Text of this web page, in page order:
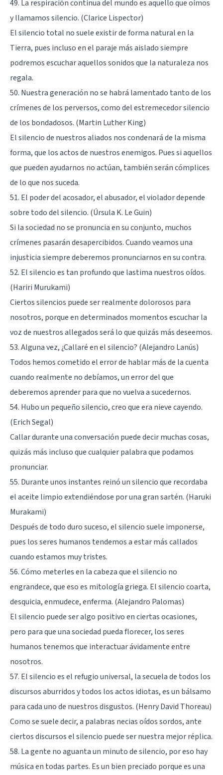
49. La respiración continua del mundo es aquello que oímos
y llamamos silencio. (Clarice Lispector)
El silencio total no suele existir de forma natural en la
Tierra, pues incluso en el paraje más aislado siempre
podremos escuchar aquellos sonidos que la naturaleza nos
regala.
50. Nuestra generación no se habrá lamentado tanto de los
crímenes de los perversos, como del estremecedor silencio
de los bondadosos. (Martin Luther King)
El silencio de nuestros aliados nos condenará de la misma
forma, que los actos de nuestros enemigos. Pues si aquellos
que pueden ayudarnos no actúan, también serán cómplices
de lo que nos suceda.
51. El poder del acosador, el abusador, el violador depende
sobre todo del silencio. (Úrsula K. Le Guin)
Si la sociedad no se pronuncia en su conjunto, muchos
crímenes pasarán desapercibidos. Cuando veamos una
injusticia siempre deberemos pronunciarnos en su contra.
52. El silencio es tan profundo que lastima nuestros oídos.
(Hariri Murukami)
Ciertos silencios puede ser realmente dolorosos para
nosotros, porque en determinados momentos escuchar la
voz de nuestros allegados será lo que quizás más deseemos.
53. Alguna vez, ¿Callaré en el silencio? (Alejandro Lanús)
Todos hemos cometido el error de hablar más de la cuenta
cuando realmente no debíamos, un error del que
deberemos aprender para que no vuelva a sucedernos.
54. Hubo un pequeño silencio, creo que era nieve cayendo.
(Erich Segal)
Callar durante una conversación puede decir muchas cosas,
quizás más incluso que cualquier palabra que podamos
pronunciar.
55. Durante unos instantes reinó un silencio que recordaba
el aceite limpio extendiéndose por una gran sartén. (Haruki
Murakami)
Después de todo duro suceso, el silencio suele imponerse,
pues los seres humanos tendemos a estar más callados
cuando estamos muy tristes.
56. Cómo meterles en la cabeza que el silencio no
engrandece, que eso es mitología griega. El silencio coarta,
desquicia, enmudece, enferma. (Alejandro Palomas)
El silencio puede ser algo positivo en ciertas ocasiones,
pero para que una sociedad pueda florecer, los seres
humanos tenemos que interactuar ávidamente entre
nosotros.
57. El silencio es el refugio universal, la secuela de todos los
discursos aburridos y todos los actos idiotas, es un bálsamo
para cada uno de nuestros disgustos. (Henry David Thoreau)
Como se suele decir, a palabras necias oídos sordos, ante
ciertos discursos el silencio puede ser nuestra mejor réplica.
58. La gente no aguanta un minuto de silencio, por eso hay
música en todas partes. Es un bien preciado porque es una